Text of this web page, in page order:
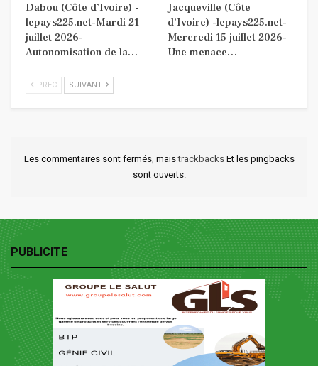
Dabou (Côte d’Ivoire) -
lepays225.net-Mardi 21
juillet 2026-
Autonomisation de la…
Jacqueville (Côte
d’Ivoire) -lepays225.net-
Mercredi 15 juillet 2026-
Une menace…
PREC SUIVANT
Les commentaires sont fermés, maistrackbacks Et les pingbacks
sont ouverts.
PUBLICITE